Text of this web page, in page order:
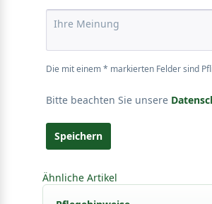
Die mit einem * markierten Felder sind
Bitte beachten Sie unsere
Speichern
Ähnliche Artikel